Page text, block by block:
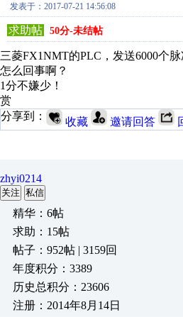
发表于：2017-07-21 14:56:08
求助帖
50分-未结帖
三菱FX1NMT的PLC，发送6000个
怎么回事啊？
1分不嫌少！
赏
分享到：
收藏 邀请回答
zhyi0214
关注 私信
精华：6帖
求助：15帖
帖子：952帖 | 3159回
年度积分：3389
历史总积分：23606
注册：2014年8月14日